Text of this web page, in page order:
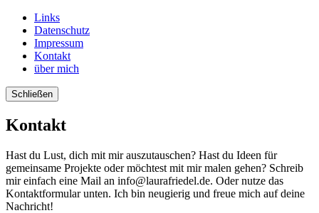
Links
Datenschutz
Impressum
Kontakt
über mich
Schließen
Kontakt
Hast du Lust, dich mit mir auszutauschen? Hast du Ideen für
gemeinsame Projekte oder möchtest mit mir malen gehen? Schreib
mir einfach eine Mail an info@laurafriedel.de. Oder nutze das
Kontaktformular unten. Ich bin neugierig und freue mich auf deine
Nachricht!